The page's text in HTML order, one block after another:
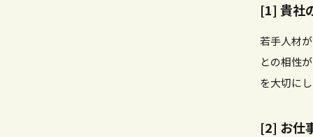
[1] 貴社
若手人材
との相性
を大切に
[2] お仕